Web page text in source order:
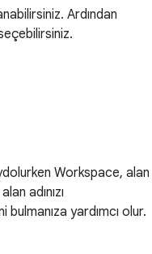
Ardından
Workspace, alan
adınızı
yardımcı olur.